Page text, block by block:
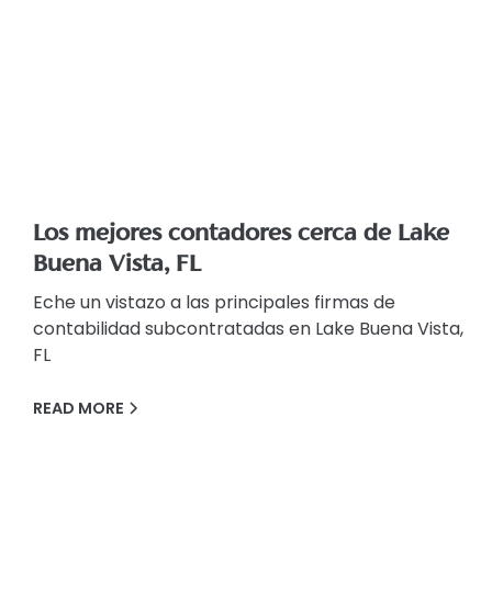
Los mejores contadores cerca de Lake
Buena Vista, FL
Eche un vistazo a las principales firmas de
contabilidad subcontratadas en Lake Buena Vista,
FL
READ MORE